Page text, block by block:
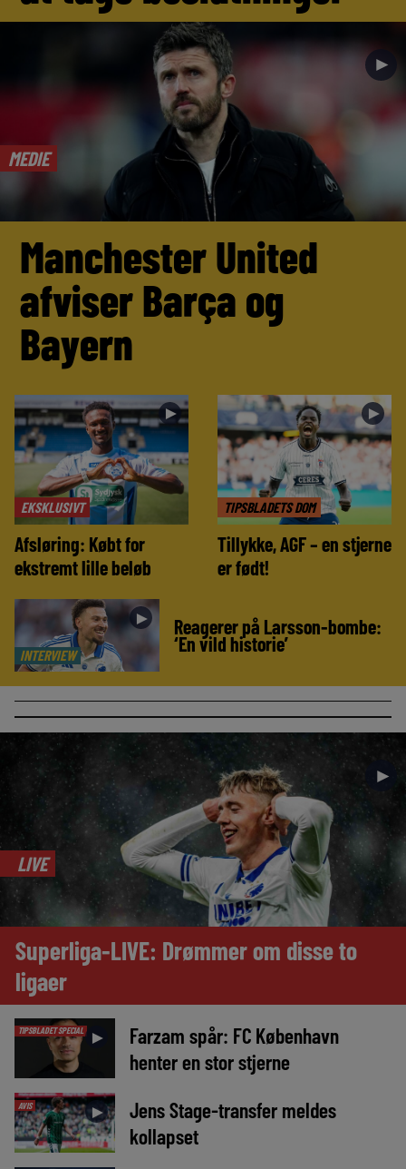
MEDIE
►
Manchester United
afviser Barça og
Bayern
EKSKLUSIVT
►
Afsløring: Købt for
ekstremt lille beløb
TIPSBLADETS DOM
►
Tillykke, AGF – en stjerne
er født!
INTERVIEW
► Reagerer på Larsson-bombe:
‘En vild historie’
►
LIVE
Superliga-LIVE: Drømmer om disse to
ligaer
TIPSBLADET SPECIAL ►
Farzam spår: FC København
henter en stor stjerne
AVIS ►
Jens Stage-transfer meldes
kollapset